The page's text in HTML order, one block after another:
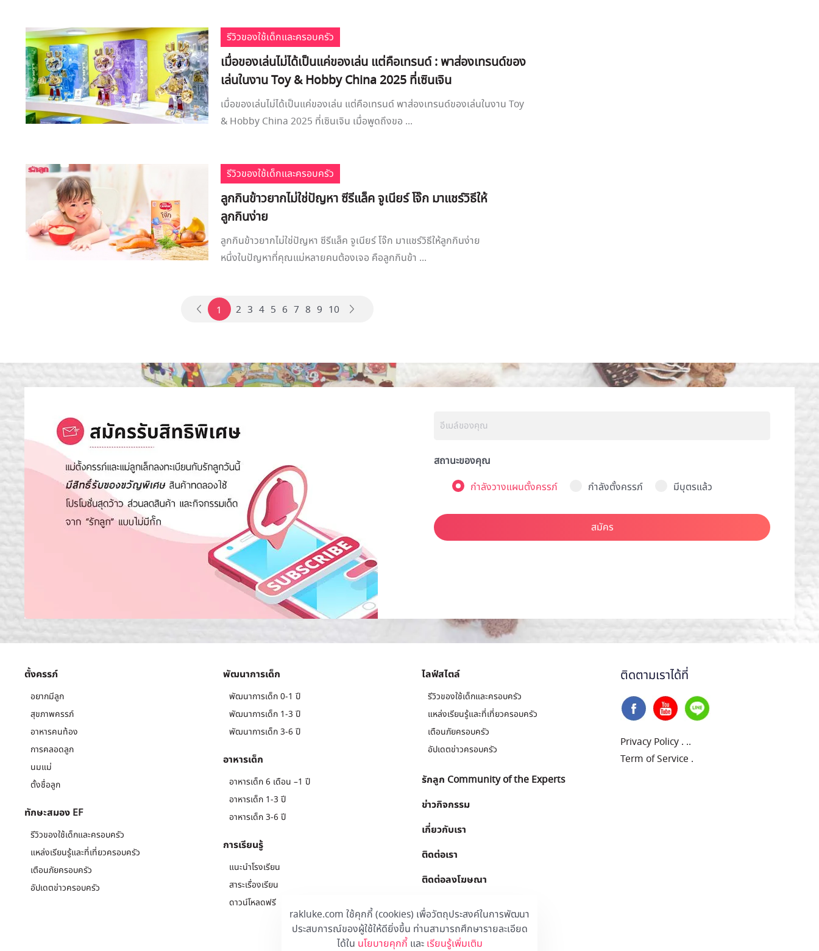
rakluke.com ใช้คุกกี้ (cookies) เพื่อวัตถุประสงค์ในการพัฒนา
ประสบการณ์ของผู้ใช้ให้ดียิ่งขึ้น ท่านสามารถศึกษารายละเอียด
ได้ใน นโยบายคุกกี้และ เรียนรู้เพิ่มเติม
รีวิวของใช้เด็กและครอบครัว
เมื่อของเล่นไม่ได้เป็นแค่ของเล่น แต่คือเทรนด์ : พาส่องเทรนด์ของ
เล่นในงาน Toy & Hobby China 2025 ที่เซินเจิน
เมื่อของเล่นไม่ได้เป็นแค่ของเล่น แต่คือเทรนด์ พาส่องเทรนด์ของเล่นในงาน Toy
& Hobby China 2025 ที่เซินเจิน เมื่อพูดถึงขอ ...
รีวิวของใช้เด็กและครอบครัว
ลูกกินข้าวยากไม่ใช่ปัญหา ซีรีแล็ค จูเนียร์ โจ๊ก มาแชร์วิธีให้
ลูกกินง่าย
ลูกกินข้าวยากไม่ใช่ปัญหา ซีรีแล็ค จูเนียร์ โจ๊ก มาแชร์วิธีให้ลูกกินง่าย
หนึ่งในปัญหาที่คุณแม่หลายคนต้องเจอ คือลูกกินข้า ...
1 2 3 4 5 6 7 8 9 10
สถานะของคุณ
กำลังวางแผนตั้งครรภ์
กำลังตั้งครรภ์ มีบุตรแล้ว
สมัคร
ตั้งครรภ์
อยากมีลูก
สุขภาพครรภ์
อาหารคนท้อง
การคลอดลูก
นมแม่
ตั้งชื่อลูก
ทักษะสมอง EF
รีวิวของใช้เด็กและครอบครัว
แหล่งเรียนรู้และที่เที่ยวครอบครัว
เตือนภัยครอบครัว
อัปเดตข่าวครอบครัว
พัฒนาการเด็ก
พัฒนาการเด็ก 0-1 ปี
พัฒนาการเด็ก 1-3 ปี
พัฒนาการเด็ก 3-6 ปี
อาหารเด็ก
อาหารเด็ก 6 เดือน –1 ปี
อาหารเด็ก 1-3 ปี
อาหารเด็ก 3-6 ปี
การเรียนรู้
แนะนำโรงเรียน
สาระเรื่องเรียน
ดาวน์โหลดฟรี
ไลฟ์สไตล์
รีวิวของใช้เด็กและครอบครัว
แหล่งเรียนรู้และที่เที่ยวครอบครัว
เตือนภัยครอบครัว
อัปเดตข่าวครอบครัว
รักลูก Community of the Experts
ข่าวกิจกรรม
เกี่ยวกับเรา
ติดต่อเรา
ติดต่อลงโฆษณา
ติดตามเราได้ที่
Privacy Policy . ..
Term of Service .